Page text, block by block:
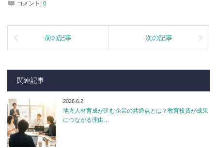
コメント: 0
前の記事 次の記事
関連記事
2026.6.2
地方人材育成が進む企業の共通点とは？教育投資が成果
につながる理由…